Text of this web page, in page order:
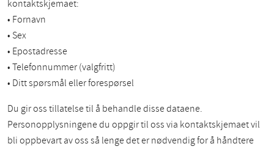
kontaktskjemaet:
• Fornavn
• Sex
• Epostadresse
• Telefonnummer (valgfritt)
• Ditt spørsmål eller forespørsel
Du gir oss tillatelse til å behandle disse dataene.
Personopplysningene du oppgir til oss via kontaktskjemaet vil
bli oppbevart av oss så lenge det er nødvendig for å håndtere